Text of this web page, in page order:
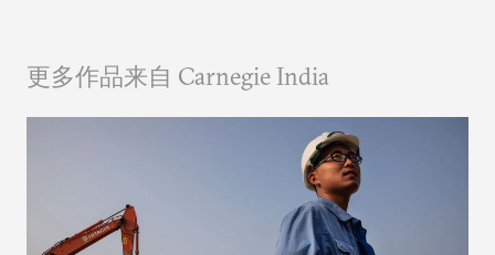
更多作品来自 Carnegie India